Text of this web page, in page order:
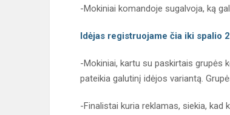
-Mokiniai komandoje sugalvoja, ką
Idėjas registruojame čia iki spalio
-Mokiniai, kartu su paskirtais grupės
pateikia galutinį idėjos variantą.
-Finalistai kuria reklamas, siekia,